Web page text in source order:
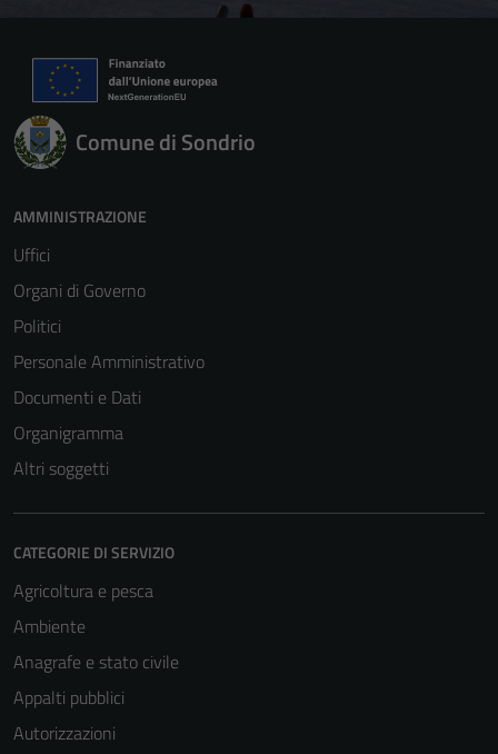
Comune di Sondrio
AMMINISTRAZIONE
Uffici
Organi di Governo
Politici
Personale Amministrativo
Documenti e Dati
Organigramma
Altri soggetti
CATEGORIE DI SERVIZIO
Agricoltura e pesca
Ambiente
Anagrafe e stato civile
Appalti pubblici
Autorizzazioni